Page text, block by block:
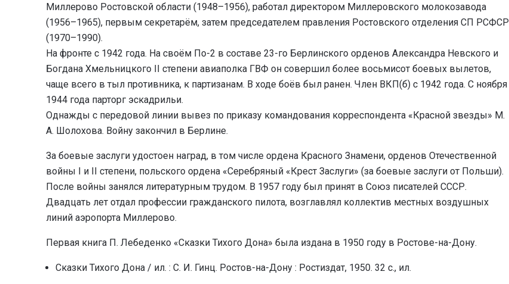
Миллерово Ростовской области (1948–1956), работал директором Миллеровского молокозавода
(1956–1965), первым секретарём, затем председателем правления Ростовского отделения СП РСФСР
(1970–1990).
На фронте с 1942 года. На своём По-2 в составе 23-го Берлинского орденов Александра Невского и
Богдана Хмельницкого II степени авиаполка ГВФ он совершил более восьмисот боевых вылетов,
чаще всего в тыл противника, к партизанам. В ходе боёв был ранен. Член ВКП(б) с 1942 года. С ноября
1944 года парторг эскадрильи.
Однажды с передовой линии вывез по приказу командования корреспондента «Красной звезды» М.
А. Шолохова. Войну закончил в Берлине.
За боевые заслуги удостоен наград, в том числе ордена Красного Знамени, орденов Отечественной
войны I и II степени, польского ордена «Серебряный «Крест Заслуги» (за боевые заслуги от Польши).
После войны занялся литературным трудом. В 1957 году был принят в Союз писателей СССР.
Двадцать лет отдал профессии гражданского пилота, возглавлял коллектив местных воздушных
линий аэропорта Миллерово.
Первая книга П. Лебеденко «Сказки Тихого Дона» была издана в 1950 году в Ростове-на-Дону.
Сказки Тихого Дона / ил. : С. И. Гинц. Ростов-на-Дону : Ростиздат, 1950. 32 с., ил.